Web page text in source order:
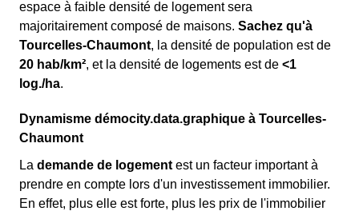
espace à faible densité de logement sera
majoritairement composé de maisons. Sachez qu'à
Tourcelles-Chaumont, la densité de population est de
20 hab/km², et la densité de logements est de <1
log./ha.
Dynamisme démocity.data.graphique à Tourcelles-
Chaumont
La demande de logement est un facteur important à
prendre en compte lors d'un investissement immobilier.
En effet, plus elle est forte, plus les prix de l'immobilier